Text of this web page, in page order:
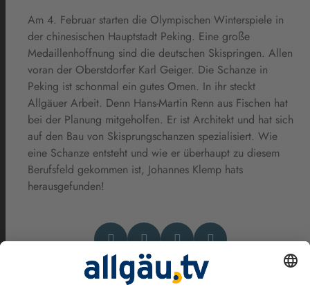
Am 4. Februar starten die Olympischen Winterspiele in
der chinesischen Hauptstadt Peking. Eine große
Medaillenhoffnung sind die deutschen Skispringen. Allen
voran der Oberstdorfer Karl Geiger. Die Schanze in
Peking ist schonmal ein gutes Omen. In ihr steckt
Allgäuer Arbeit. Denn Hans-Martin Renn aus Fischen hat
bei der Planung mitgeholfen. Er ist Architekt und hat sich
auf den Bau von Skisprungschanzen spezialisiert. Wie
eine Schanze entsteht und wie er überhaupt zu diesem
Berufsfeld gekommen ist, Johannes Klemp hats
herausgefunden!